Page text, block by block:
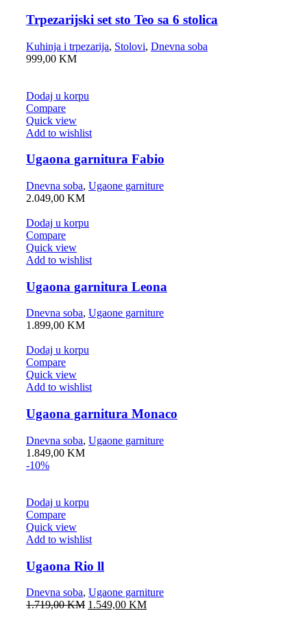
Trpezarijski set sto Teo sa 6 stolica
Kuhinja i trpezarija, Stolovi, Dnevna soba
999,00 KM
Dodaj u korpu
Compare
Quick view
Add to wishlist
Ugaona garnitura Fabio
Dnevna soba, Ugaone garniture
2.049,00 KM
Dodaj u korpu
Compare
Quick view
Add to wishlist
Ugaona garnitura Leona
Dnevna soba, Ugaone garniture
1.899,00 KM
Dodaj u korpu
Compare
Quick view
Add to wishlist
Ugaona garnitura Monaco
Dnevna soba, Ugaone garniture
1.849,00 KM
-10%
Dodaj u korpu
Compare
Quick view
Add to wishlist
Ugaona Rio ll
Dnevna soba, Ugaone garniture
1.719,00KM 1.549,00 KM